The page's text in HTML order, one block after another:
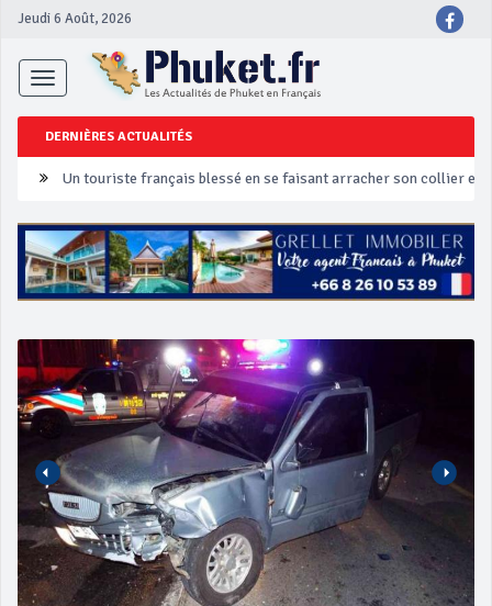
Jeudi 6 Août, 2026
Toggle
navigation
DERNIÈRES ACTUALITÉS
Un touriste français blessé en se faisant arracher son collier en
Phuket Peranakan Festival
‘Phuket Eye’ assurera la sécurité pendant Songkran
Campagne de sécurité routière ‘Seven Days of Danger’ de